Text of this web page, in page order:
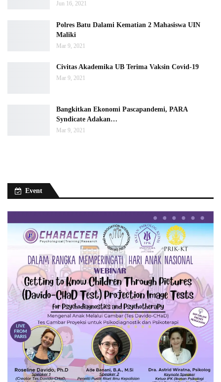
Jun 16, 2021
Polres Batu Dalami Kematian 2 Mahasiswa UIN
Maliki
Mar 9, 2021
Civitas Akademika UB Terima Vaksin Covid-19
Mar 9, 2021
Bangkitkan Ekonomi Pascapandemi, PARA
Syndicate Adakan…
Mar 9, 2021
Event